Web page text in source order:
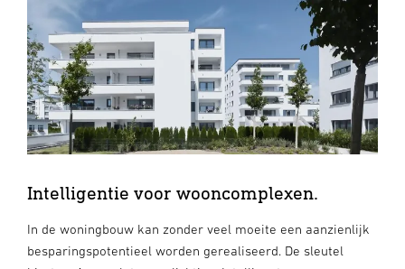
Intelligentie voor wooncomplexen.
In de woningbouw kan zonder veel moeite een aanzienlijk
besparingspotentieel worden gerealiseerd. De sleutel